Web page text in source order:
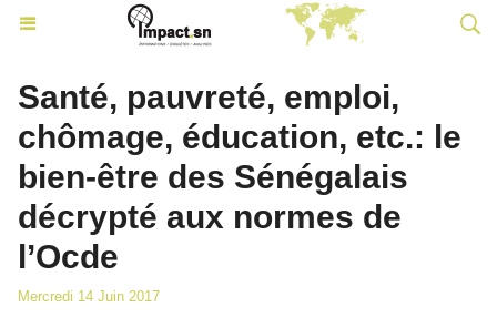
Santé, pauvreté, emploi,
chômage, éducation, etc.: le
bien-être des Sénégalais
décrypté aux normes de
l’Ocde
Mercredi 14 Juin 2017